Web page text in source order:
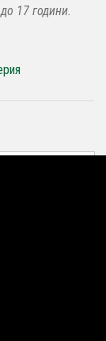
17 години.